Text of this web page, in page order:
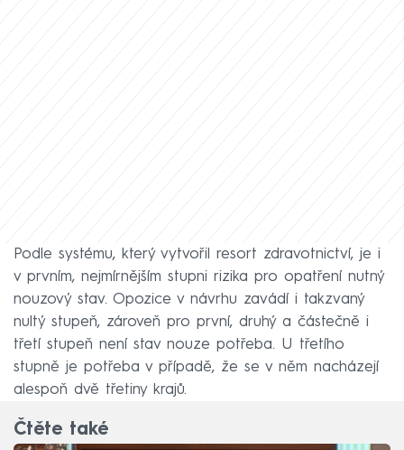
Podle systému, který vytvořil resort zdravotnictví, je i
v prvním, nejmírnějším stupni rizika pro opatření nutný
nouzový stav. Opozice v návrhu zavádí i takzvaný
nultý stupeň, zároveň pro první, druhý a částečně i
třetí stupeň není stav nouze potřeba. U třetího
stupně je potřeba v případě, že se v něm nacházejí
alespoň dvě třetiny krajů.
Čtěte také